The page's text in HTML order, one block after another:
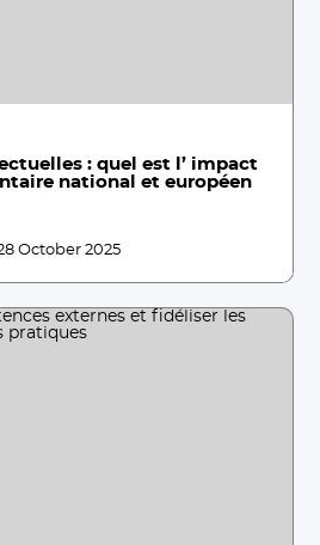
: quel est l’ impact
national et européen
October 2025